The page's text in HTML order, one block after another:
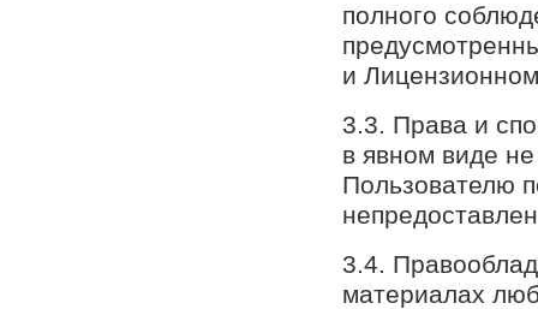
полного
и
3.3. Права и
в явном виде
Пользователю
3.4.
материалах